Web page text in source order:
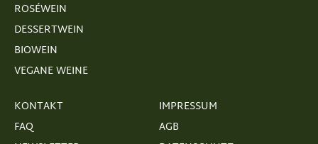
ROSÉWEIN
DESSERTWEIN
BIOWEIN
VEGANE WEINE
KONTAKT
FAQ
IMPRESSUM
AGB